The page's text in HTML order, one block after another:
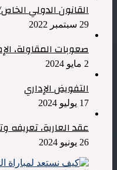
القانون الدولي
29 سبتمبر 2022
صعوبات المقاولة،
2 مايو 2024
التفويض الإداري
17 يوليو 2024
عقد العارية، تعريفه
26 يونيو 2024